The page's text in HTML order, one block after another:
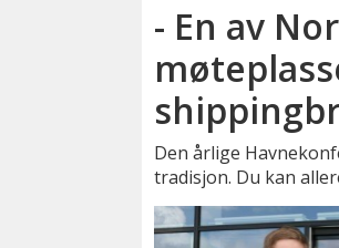
- En av
Den årlige
tradisjon. Du kan